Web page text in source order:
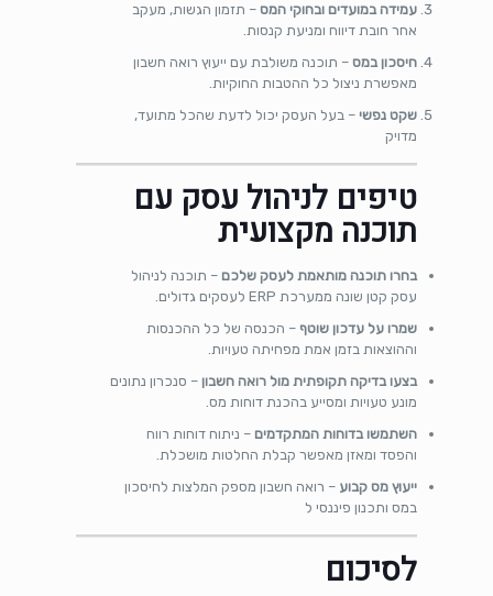
עמידה במועדים ובחוקי המס – תזמון הגשות, מעקב
אחר חובת דיווח ומניעת קנסות.
חיסכון במס – תוכנה משולבת עם ייעוץ רואה חשבון
מאפשרת ניצול כל ההטבות החוקיות.
שקט נפשי – בעל העסק יכול לדעת שהכל מתועד,
מדויק
טיפים לניהול עסק עם
תוכנה מקצועית
בחרו תוכנה מותאמת לעסק שלכם – תוכנה לניהול
עסק קטן שונה ממערכת ERP לעסקים גדולים.
שמרו על עדכון שוטף – הכנסה של כל ההכנסות
וההוצאות בזמן אמת מפחיתה טעויות.
בצעו בדיקה תקופתית מול רואה חשבון – סנכרון נתונים
מונע טעויות ומסייע בהכנת דוחות מס.
השתמשו בדוחות המתקדמים – ניתוח דוחות רווח
והפסד ומאזן מאפשר קבלת החלטות מושכלת.
ייעוץ מס קבוע – רואה חשבון מספק המלצות לחיסכון
במס ותכנון פיננסי ל
לסיכום